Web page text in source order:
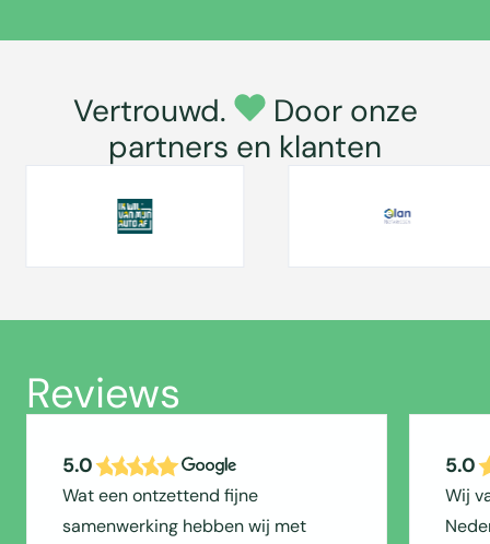
Vertrouwd.
Door onze
partners en klanten
Reviews
5.0
Wat een ontzettend fijne
samenwerking hebben wij met
5.0
Wij